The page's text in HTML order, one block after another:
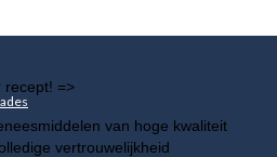
recept! =>
van hoge kwaliteit
vertrouwelijkheid